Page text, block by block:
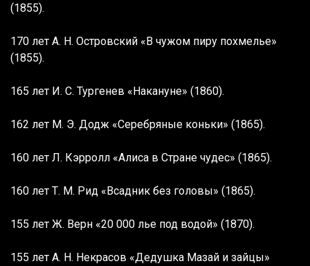
(1855).
170 лет А. Н. Островский «В чужом пиру похмелье»
(1855).
165 лет И. С. Тургенев «Накануне» (1860).
162 лет М. Э. Додж «Серебряные коньки» (1865).
160 лет Л. Кэрролл «Алиса в Стране чудес» (1865).
160 лет Т. М. Рид «Всадник без головы» (1865).
155 лет Ж. Верн «20 000 лье под водой» (1870).
155 лет А. Н. Некрасов «Дедушка Мазай и зайцы»